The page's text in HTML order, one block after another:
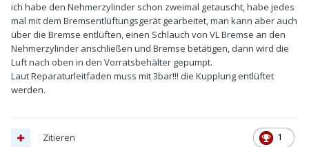
ich habe den Nehmerzylinder schon zweimal getauscht, habe jedes
mal mit dem Bremsentlüftungsgerät gearbeitet, man kann aber auch
über die Bremse entlüften, einen Schlauch von VL Bremse an den
Nehmerzylinder anschließen und Bremse betätigen, dann wird die
Luft nach oben in den Vorratsbehälter gepumpt.
Laut Reparaturleitfaden muss mit 3bar!!! die Kupplung entlüftet
werden.
1
Zitieren